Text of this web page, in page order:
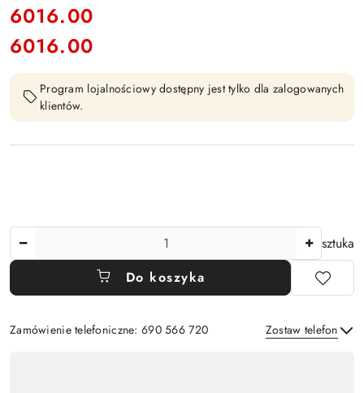
cena:
6016.00
Cena:
6016.00
Program lojalnościowy dostępny jest tylko dla zalogowanych
klientów.
sztuka
Do koszyka
Zamówienie telefoniczne: 690 566 720 Zostaw telefon